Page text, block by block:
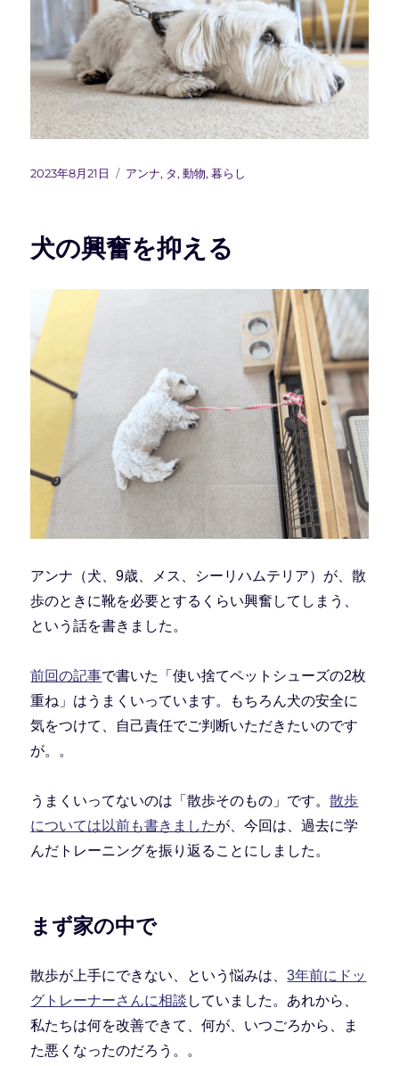
投
2023年8月21日
カ
ー
アンナ, タ,動物,暮らし
犬の興奮を抑える
アンナ（犬、9歳、メス、シーリハムテリア）が、散
歩のときに靴を必要とするくらい興奮してしまう、
という話を書きました。
前回の記事で書いた「使い捨てペットシューズの2枚
重ね」はうまくいっています。もちろん犬の安全に
気をつけて、自己責任でご判断いただきたいのです
が。。
うまくいってないのは「散歩そのもの」です。散歩
については以前も書きましたが、今回は、過去に学
んだトレーニングを振り返ることにしました。
まず家の中で
散歩が上手にできない、という悩みは、3年前にドッ
グトレーナーさんに相談 していました。あれから、
私たちは何を改善できて、何が、いつごろから、ま
た悪くなったのだろう。。